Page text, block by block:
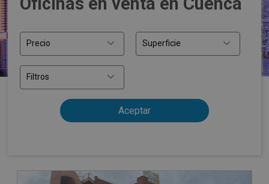
Precio Superficie
Filtros